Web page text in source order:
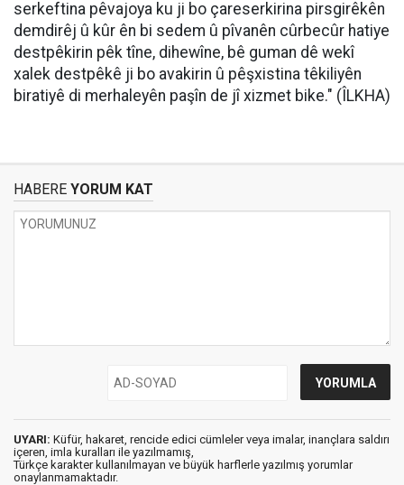
serkeftina pêvajoya ku ji bo çareserkirina pirsgirêkên
demdirêj û kûr ên bi sedem û pîvanên cûrbecûr hatiye
destpêkirin pêk tîne, dihewîne, bê guman dê wekî
xalek destpêkê ji bo avakirin û pêşxistina têkiliyên
biratiyê di merhaleyên paşîn de jî xizmet bike." (ÎLKHA)
HABERE YORUM KAT
UYARI: Küfür, hakaret, rencide edici cümleler veya imalar, inançlara saldırı
içeren, imla kuralları ile yazılmamış,
Türkçe karakter kullanılmayan ve büyük harflerle yazılmış yorumlar
onaylanmamaktadır.